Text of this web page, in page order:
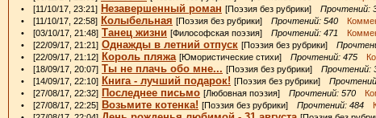
• [11/10/17, 23:21] Незавершенный роман [Поэзия без рубрики] Прочтений:
• [11/10/17, 22:58] Колыбельная [Поэзия без рубрики] Прочтений: 540
• [03/10/17, 21:48] Танец жизни [Философская поэзия] Прочтений: 471
• [22/09/17, 21:21] Однажды в летний отпуск [Поэзия без рубрики]
• [22/09/17, 21:12] Король пляжа [Юмористические стихи] Прочтений: 475
• [18/09/17, 20:07] Ты не плачь обо мне... [Поэзия без рубрики] Прочтений:
• [14/09/17, 22:10] Книга - лучший подарок! [Поэзия без рубрики]
• [27/08/17, 22:32] Последнее письмо [Любовная поэзия] Прочтений: 570
• [27/08/17, 22:25] Возьмите котенка! [Поэзия без рубрики] Прочтений: 484